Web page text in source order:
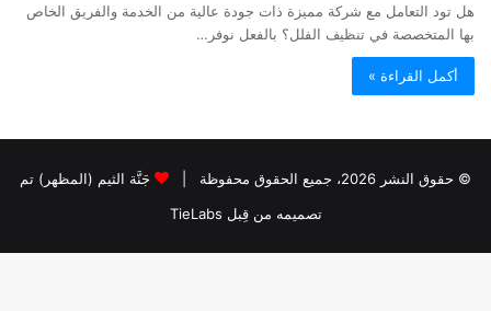
هل تود التعامل مع شركة مميزة ذات جودة عالية من الخدمة والفريق الخاص
بها المتخصصة في تنظيف الفلل؟ بالفعل نوفر…
أكمل القراءة »
© حقوق النشر 2026، جميع الحقوق محفوظة |
جَنَّة الثيم (المظهر) تم
تصميمه من قِبل TieLabs